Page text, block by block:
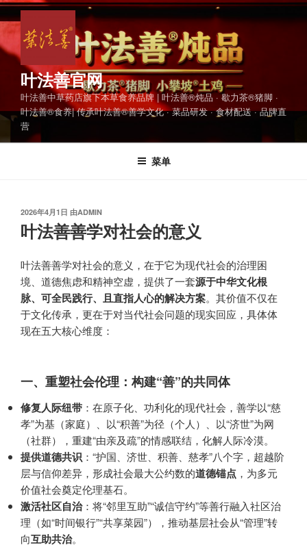
跳
至
容
叶法善官网
叶法善中草药店旗下本草食养品牌 | 叶法善®炖品 · 歇力茶®猪脚 ·
叶法善®食养| 传承叶法善®善学文化 · 菜品研发 · 食材配送 · 品牌直
营
菜单
发
布
于
2026年4月1日 由ADMIN
叶法善善学对社会的意义
叶法善善学对社会的意义，在于它为现代社会的治理困
境、道德焦虑和精神空虚，提供了一套源于中华文化根
脉、可全民践行、且直指人心的解决方案。其价值不仅在
于文化传承，更在于对当代社会问题的现实回应，具体体
现在五大核心维度：
一、重塑社会伦理：构建“善”的共同体
修复人际纽带 ：在原子化、功利化的现代社会，善学以“慈
孝”为基（家庭）、以“积善”为径（个人）、以“济世”为网
（社群），重建“由亲及疏”的情感联结，化解人际冷漠。
提供道德共识 ：“护国、济世、积善、慈孝”八个字，超越阶
层与信仰差异，形成社会最大公约数的道德锚点 ，为多元
价值社会奠定伦理基石。
激活社区自治：将“邻里互助”“诚信守约”等善行融入社区治
理（如“时间银行”“共享菜园”），推动基层社会从“管理”转
向互助共治。